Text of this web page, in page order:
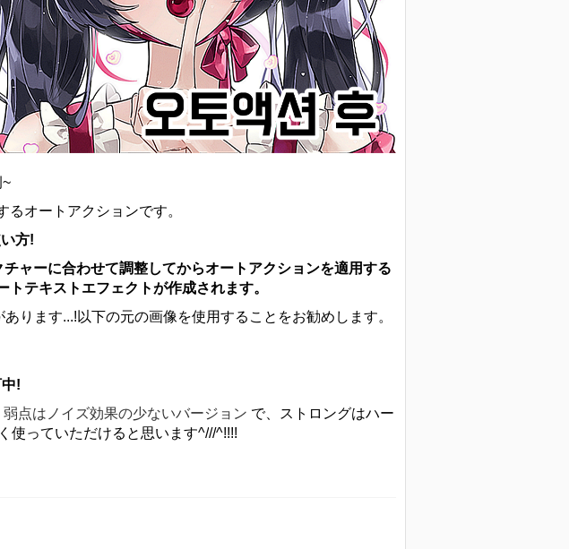
~
オートアクションです。
方!
ャーに合わせて調整してからオートアクションを適用する
テキストエフェクトが作成されます。
ります...!以下の元の画像を使用することをお勧めします。
!
点はノイズ効果の少ないバージョン で、ストロングはハー
使っていただけると思います^///^!!!!